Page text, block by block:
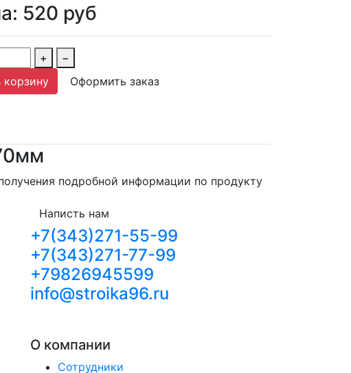
520 руб
+
−
корзину Оформить заказ
подробной информации по продукту
Написть нам
+7(343)271-55-99
+7(343)271-77-99
+79826945599
info@stroika96.ru
О компании
Сотрудники